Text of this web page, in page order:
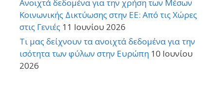
Ανοιχτά δεδομένα για την χρήση των Μέσων
Κοινωνικής Δικτύωσης στην ΕΕ: Από τις Χώρες
στις Γενιές 11 Ιουνίου 2026
Τι μας δείχνουν τα ανοιχτά δεδομένα για την
ισότητα των φύλων στην Ευρώπη 10 Ιουνίου
2026